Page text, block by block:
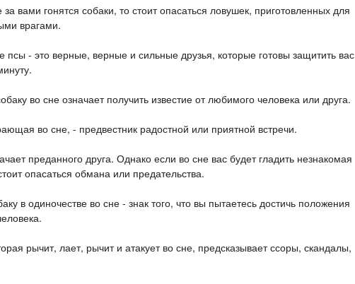
за вами гонятся собаки, то стоит опасаться ловушек, приготовленных для
врагами.
псы - это верные, верные и сильные друзья, которые готовы защитить вас
во сне означает получить известие от любимого человека или друга.
во сне, - предвестник радостной или приятной встречи.
преданного друга. Однако если во сне вас будет гладить незнакомая
опасаться обмана или предательства.
в одиночестве во сне - знак того, что вы пытаетесь достичь положения
рычит, лает, рычит и атакует во сне, предсказывает ссоры, скандалы,